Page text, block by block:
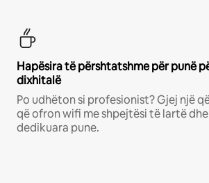
Hapësira të përshtatshme për punë
dixhitalë
Po udhëton si profesionist? Gjej një
që ofron wifi me shpejtësi të lartë
dedikuara pune.